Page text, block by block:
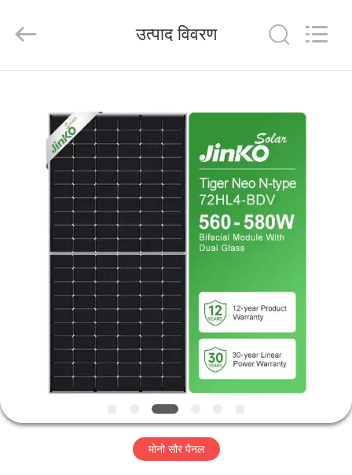
उत्पाद
फैक्टरी
गुणवत्ता
CO.,
Reserved.
उत्पाद विवरण
मोनो सौर पैनल